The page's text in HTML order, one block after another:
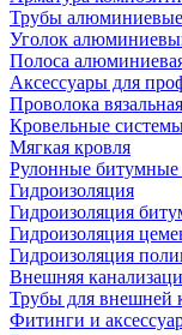
Трубы
Уголок
Полоса
Аксессуары для
Проволока вязальная
Кровельные
Мягкая кровля
Рулонные битумные
Гидроизоляция
Гидроизоляция
Гидроизоляция
Гидроизоляция
Внешняя
Трубы для внешней
Фитинги и